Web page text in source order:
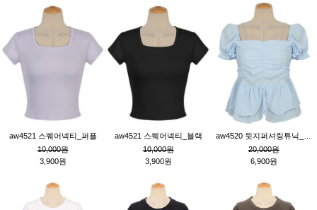
aw4521 스퀘어넥티_퍼플
10,000원
3,900원
aw4521 스퀘어넥티_블랙
10,000원
3,900원
20,000원
6,900원